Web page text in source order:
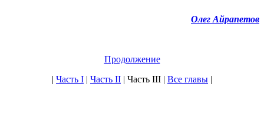
Олег Айрапетов
Продолжение
| Часть I | Часть II | Часть III | Все главы |